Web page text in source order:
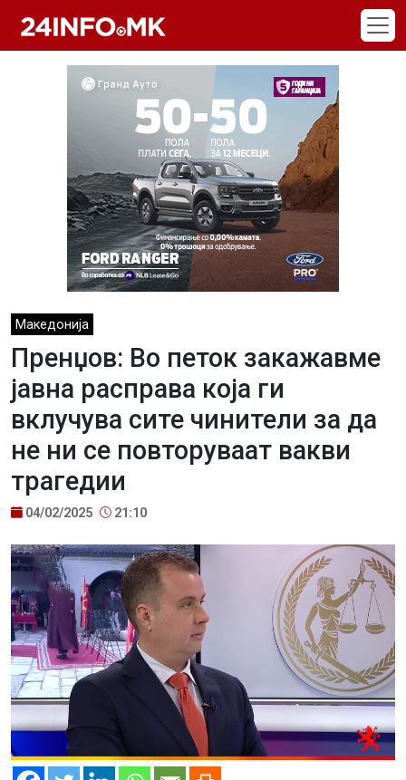
Македонија
Пренџов: Во петок закажавме
јавна расправа која ги
вклучува сите чинители за да
не ни се повторуваат вакви
трагедии
04/02/2025 21:10